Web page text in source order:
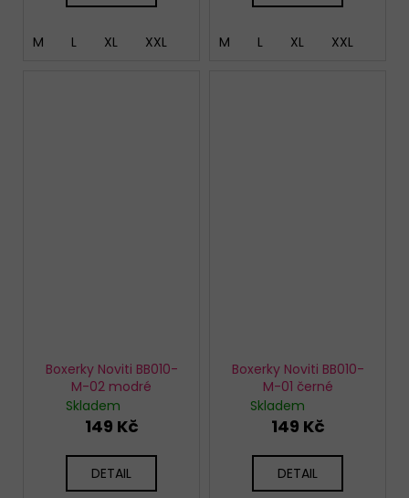
M L XL XXL M L XL XXL
Boxerky Noviti BB010-
M-02 modré
Skladem
149 Kč
DETAIL
Boxerky Noviti BB010-
M-01 černé
Skladem
149 Kč
DETAIL